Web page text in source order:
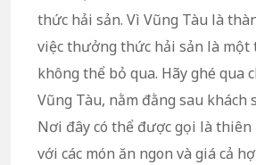
thức hải sản. Vì Vũng Tàu là
việc thưởng thức hải sản là một
không thể bỏ qua. Hãy ghé qua
Vũng Tàu, nằm đằng sau khách
Nơi đây có thể được gọi là
với các món ăn ngon và giá cả